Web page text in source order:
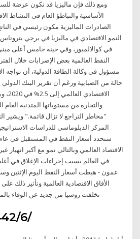
ومع ذلك فإن ماليزيا قد تكون عرضة
الأساسية والتباطؤ العام في النشاط
الصادرات الماليزية مكون رئيسي في
النمو الاقتصادي في ماليزيا في برجي
في كوالالمبور، وفي حينه خامس أعلى
النفط العالمية بعض الإضرابات خلال
مسؤول في وكالة الطاقة الدولية، أن تواجه
حالة من الضبابية ورغم أن تقرير البنك الدولي
والتجارة من مستوياتها المتدنية
"مخاطر التراجع لا تزال قائمة." ويشير
المركز الدبلوماسي للدراسات
الاقتصاد العالمي وبالتالي نمو مع أكبر انهيار
في العالم بسبب إجراءات الإغلاق في
عمون - هبطت أسعار النفط اليوم الإثنين
الأفاق الاقتصادية العالمية وتأثير
تخلفت روسيا من جديد عن الوفاء
6‏‏/6‏‏/1442 بعد الهجرة